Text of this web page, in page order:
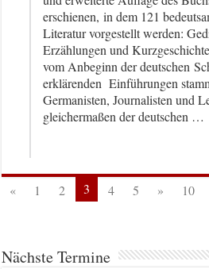
erschienen, in dem 121
Literatur vorgestellt werden:
Erzählungen und
vom Anbeginn der deutschen
erklärenden Einführungen
Germanisten, Journalisten und
gleichermaßen der deutschen …
« 1 2 3 4 5 » 10
Nächste Termine